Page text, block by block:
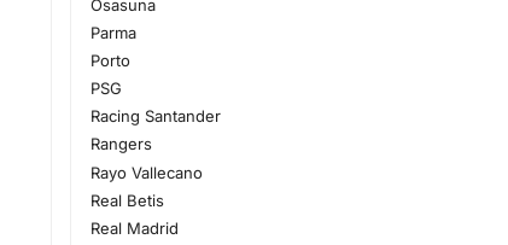
Osasuna
Parma
Porto
PSG
Racing Santander
Rangers
Rayo Vallecano
Real Betis
Real Madrid